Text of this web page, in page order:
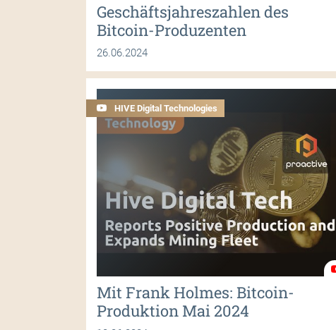
Geschäftsjahreszahlen des
Bitcoin-Produzenten
26.06.2024
HIVE Digital Technologies
Mit Frank Holmes: Bitcoin-
Produktion Mai 2024